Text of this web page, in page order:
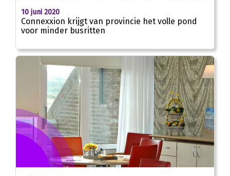
10 juni 2020
Connexxion krijgt van provincie het volle pond
voor minder busritten